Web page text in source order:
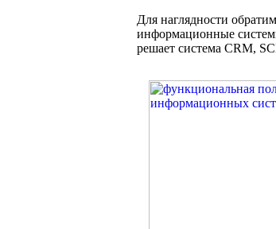
Для наглядности
информационные
решает система CRM,